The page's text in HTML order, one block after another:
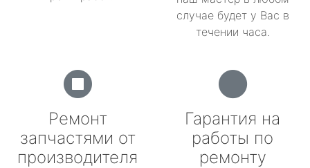
случае будет у Вас в
течении часа.
Ремонт
запчастями от
производителя
Гарантия на
работы по
ремонту